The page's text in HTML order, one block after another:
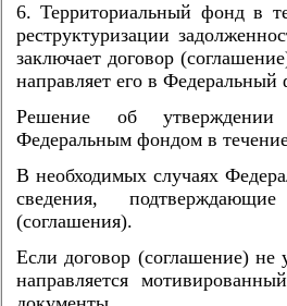
6. Территориальный фонд в
реструктуризации
заключает договор
направляет его в Федеральный
Решение об утверждении
Федеральным фондом в
В необходимых случаях
сведения,
(соглашения).
Если договор (соглашение) не
направляется